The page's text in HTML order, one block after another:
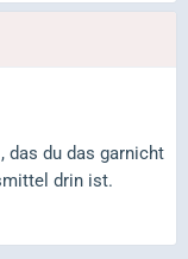
das du das garnicht
drin ist.